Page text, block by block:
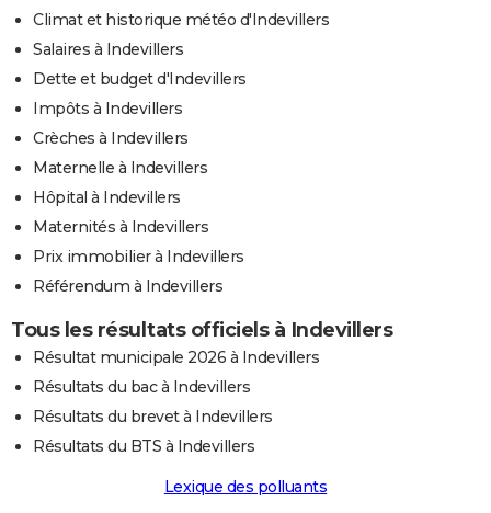
Climat et historique météo d'Indevillers
Salaires à Indevillers
Dette et budget d'Indevillers
Impôts à Indevillers
Crèches à Indevillers
Maternelle à Indevillers
Hôpital à Indevillers
Maternités à Indevillers
Prix immobilier à Indevillers
Référendum à Indevillers
Tous les résultats officiels à Indevillers
Résultat municipale 2026 à Indevillers
Résultats du bac à Indevillers
Résultats du brevet à Indevillers
Résultats du BTS à Indevillers
Lexique des polluants